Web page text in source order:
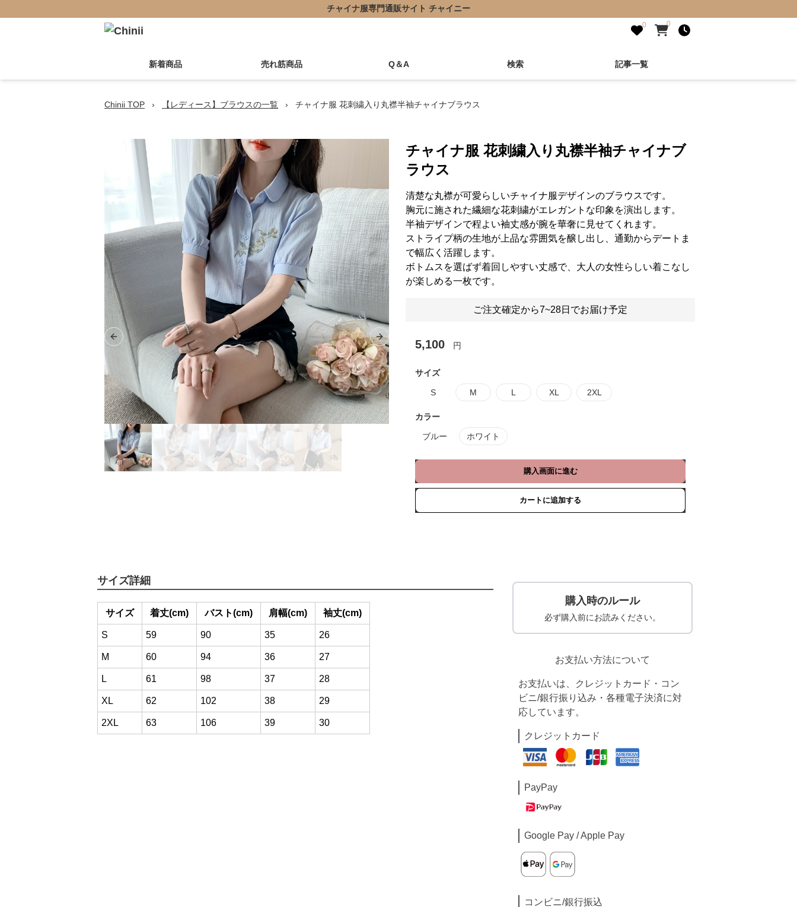
チャイナ服専門通販サイト チャイニー
0 0
新着商品 売れ筋商品 Q＆A 検索 記事一覧
Chinii TOP › 【レディース】ブラウスの一覧 › チャイナ服 花刺繍入り丸襟半袖チャイナブラウス
Previous slide Next slide
チャイナ服 花刺繍入り丸襟半袖チャイナブ
ラウス
清楚な丸襟が可愛らしいチャイナ服デザインのブラウスです。
胸元に施された繊細な花刺繍がエレガントな印象を演出します。
半袖デザインで程よい袖丈感が腕を華奢に見せてくれます。
ストライプ柄の生地が上品な雰囲気を醸し出し、通勤からデートま
で幅広く活躍します。
ボトムスを選ばず着回しやすい丈感で、大人の女性らしい着こなし
が楽しめる一枚です。
ご注文確定から7~28日でお届け予定
5,100 円
サイズ
S M L XL 2XL
カラー
ブルー ホワイト
購入画面に進む
カートに追加する
サイズ詳細
サイズ 着丈(cm) バスト(cm) 肩幅(cm) 袖丈(cm)
S 59 90 35 26
M 60 94 36 27
L 61 98 37 28
XL 62 102 38 29
2XL 63 106 39 30
購入時のルール
必ず購入前にお読みください。
お支払い方法について
お支払いは、クレジットカード・コン
ビニ/銀行振り込み・各種電子決済に対
応しています。
クレジットカード
PayPay
Google Pay / Apple Pay
コンビニ/銀行振込